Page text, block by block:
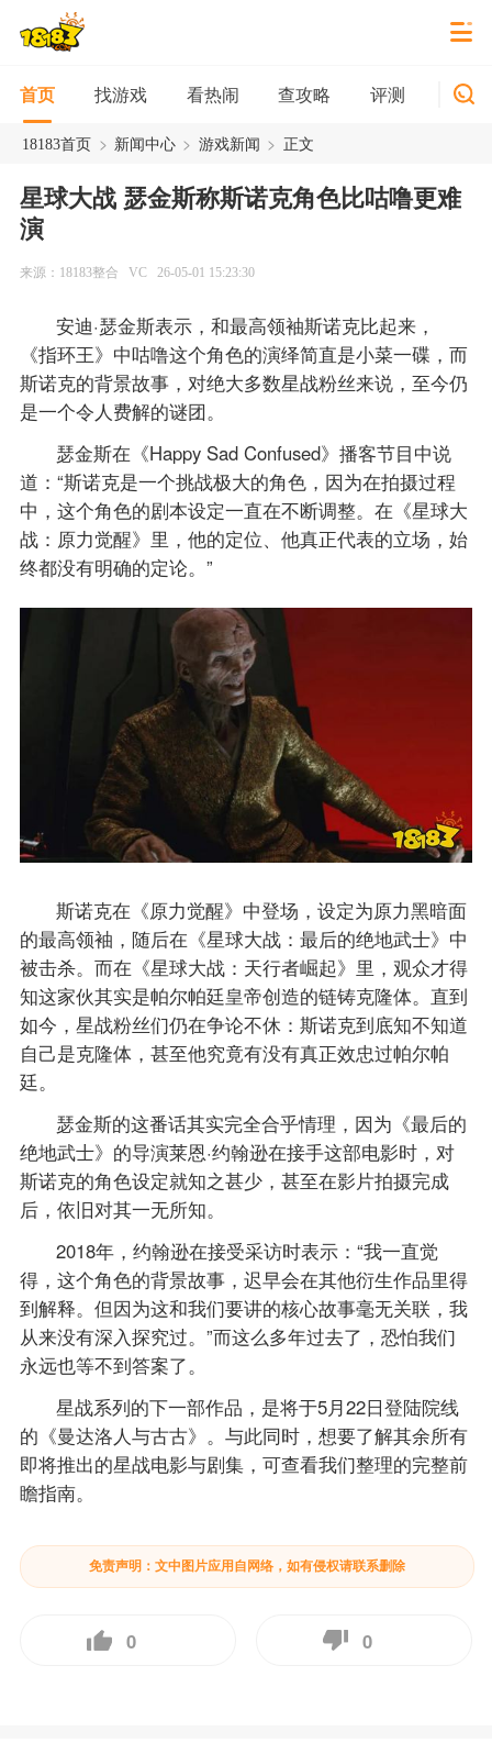
首页 找游戏 看热闹 查攻略 评测 新游
18183首页 > 新闻中心 > 游戏新闻 > 正文
星球大战 瑟金斯称斯诺克角色比咕噜更难
演
来源：18183整合 VC 26-05-01 15:23:30
安迪·瑟金斯表示，和最高领袖斯诺克比起来，
《指环王》中咕噜这个角色的演绎简直是小菜一碟，而
斯诺克的背景故事，对绝大多数星战粉丝来说，至今仍
是一个令人费解的谜团。
瑟金斯在《Happy Sad Confused》播客节目中说
道：“斯诺克是一个挑战极大的角色，因为在拍摄过程
中，这个角色的剧本设定一直在不断调整。在《星球大
战：原力觉醒》里，他的定位、他真正代表的立场，始
终都没有明确的定论。”
斯诺克在《原力觉醒》中登场，设定为原力黑暗面
的最高领袖，随后在《星球大战：最后的绝地武士》中
被击杀。而在《星球大战：天行者崛起》里，观众才得
知这家伙其实是帕尔帕廷皇帝创造的链铸克隆体。直到
如今，星战粉丝们仍在争论不休：斯诺克到底知不知道
自己是克隆体，甚至他究竟有没有真正效忠过帕尔帕
廷。
瑟金斯的这番话其实完全合乎情理，因为《最后的
绝地武士》的导演莱恩·约翰逊在接手这部电影时，对
斯诺克的角色设定就知之甚少，甚至在影片拍摄完成
后，依旧对其一无所知。
2018年，约翰逊在接受采访时表示：“我一直觉
得，这个角色的背景故事，迟早会在其他衍生作品里得
到解释。但因为这和我们要讲的核心故事毫无关联，我
从来没有深入探究过。”而这么多年过去了，恐怕我们
永远也等不到答案了。
星战系列的下一部作品，是将于5月22日登陆院线
的《曼达洛人与古古》。与此同时，想要了解其余所有
即将推出的星战电影与剧集，可查看我们整理的完整前
瞻指南。
免责声明：文中图片应用自网络，如有侵权请联系删除
0 0